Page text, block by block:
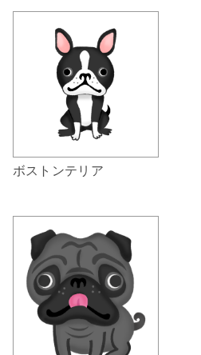
ボストンテリア